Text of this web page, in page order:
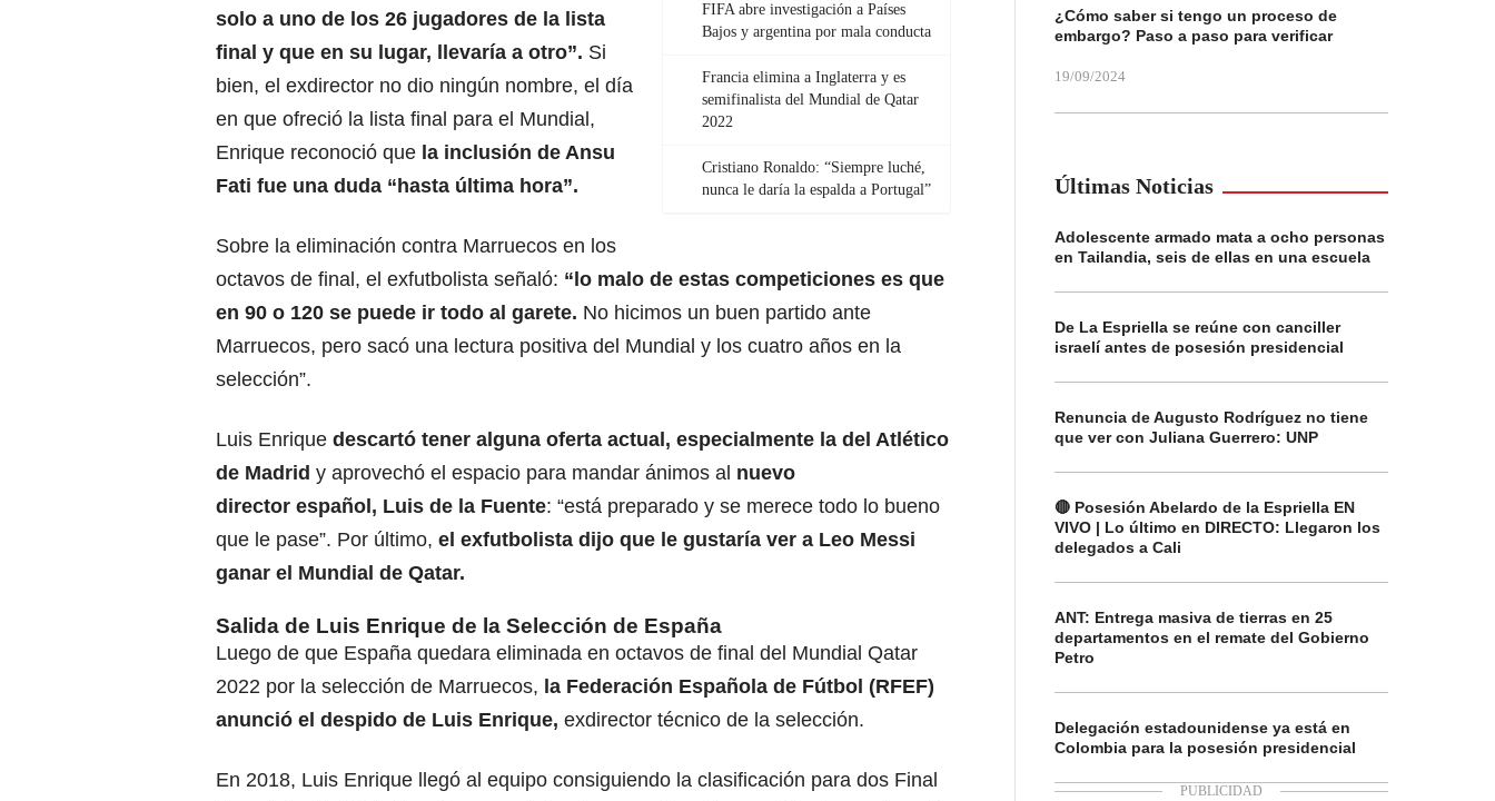
FIFA abre investigación a Países
Bajos y argentina por mala conducta
Francia elimina a Inglaterra y es
semifinalista del Mundial de Qatar
2022
Cristiano Ronaldo: “Siempre luché,
nunca le daría la espalda a Portugal”
solo a uno de los 26 jugadores de la lista
final y que en su lugar, llevaría a otro”. Si
bien, el exdirector no dio ningún nombre, el día
en que ofreció la lista final para el Mundial,
Enrique reconoció que la inclusión de Ansu
Fati fue una duda “hasta última hora”.
Sobre la eliminación contra Marruecos en los
octavos de final, el exfutbolista señaló: “lo malo de estas competiciones es que
en 90 o 120 se puede ir todo al garete. No hicimos un buen partido ante
Marruecos, pero sacó una lectura positiva del Mundial y los cuatro años en la
selección”.
Luis Enrique descartó tener alguna oferta actual, especialmente la del Atlético
de Madrid y aprovechó el espacio para mandar ánimos al nuevo
director español, Luis de la Fuente: “está preparado y se merece todo lo bueno
que le pase”. Por último, el exfutbolista dijo que le gustaría ver a Leo Messi
ganar el Mundial de Qatar.
Salida de Luis Enrique de la Selección de España
Luego de que España quedara eliminada en octavos de final del Mundial Qatar
2022 por la selección de Marruecos, la Federación Española de Fútbol (RFEF)
anunció el despido de Luis Enrique, exdirector técnico de la selección.
En 2018, Luis Enrique llegó al equipo consiguiendo la clasificación para dos Final
¿Cómo saber si tengo un proceso de
embargo? Paso a paso para verificar
19/09/2024
Últimas Noticias
Adolescente armado mata a ocho personas
en Tailandia, seis de ellas en una escuela
De La Espriella se reúne con canciller
israelí antes de posesión presidencial
Renuncia de Augusto Rodríguez no tiene
que ver con Juliana Guerrero: UNP
🔴 Posesión Abelardo de la Espriella EN
VIVO | Lo último en DIRECTO: Llegaron los
delegados a Cali
ANT: Entrega masiva de tierras en 25
departamentos en el remate del Gobierno
Petro
Delegación estadounidense ya está en
Colombia para la posesión presidencial